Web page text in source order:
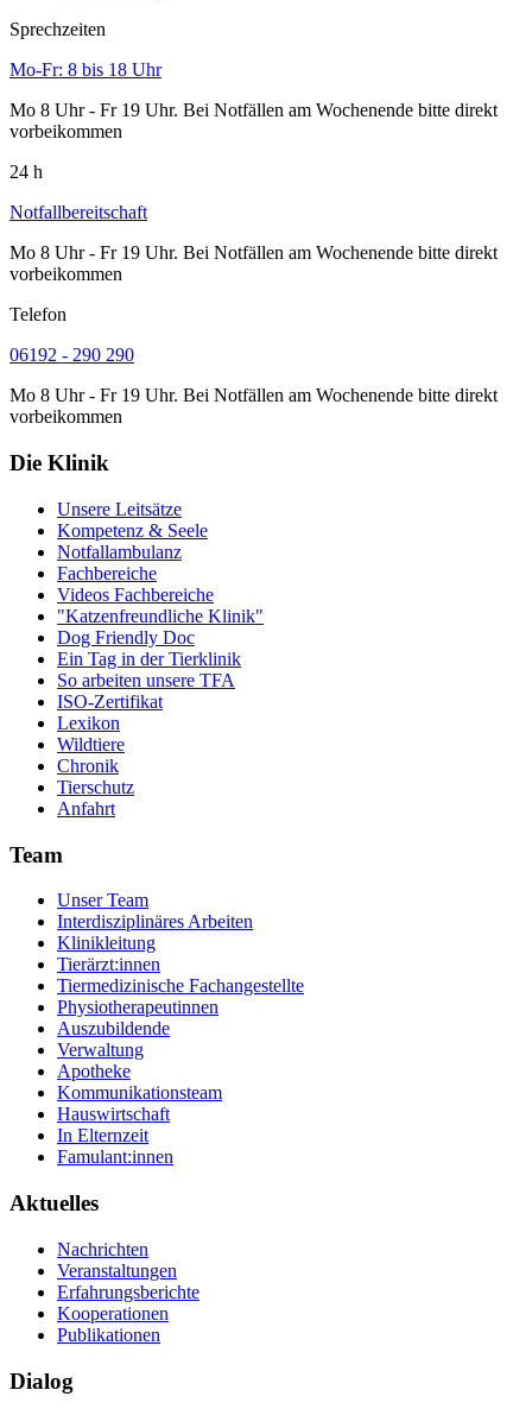
Sprechzeiten
Mo-Fr: 8 bis 18 Uhr
Mo 8 Uhr - Fr 19 Uhr. Bei Notfällen am Wochenende bitte direkt
vorbeikommen
24 h
Notfallbereitschaft
Mo 8 Uhr - Fr 19 Uhr. Bei Notfällen am Wochenende bitte direkt
vorbeikommen
Telefon
06192 - 290 290
Mo 8 Uhr - Fr 19 Uhr. Bei Notfällen am Wochenende bitte direkt
vorbeikommen
Die Klinik
Unsere Leitsätze
Kompetenz & Seele
Notfallambulanz
Fachbereiche
Videos Fachbereiche
"Katzenfreundliche Klinik"
Dog Friendly Doc
Ein Tag in der Tierklinik
So arbeiten unsere TFA
ISO-Zertifikat
Lexikon
Wildtiere
Chronik
Tierschutz
Anfahrt
Team
Unser Team
Interdisziplinäres Arbeiten
Klinikleitung
Tierärzt:innen
Tiermedizinische Fachangestellte
Physiotherapeutinnen
Auszubildende
Verwaltung
Apotheke
Kommunikationsteam
Hauswirtschaft
In Elternzeit
Famulant:innen
Aktuelles
Nachrichten
Veranstaltungen
Erfahrungsberichte
Kooperationen
Publikationen
Dialog